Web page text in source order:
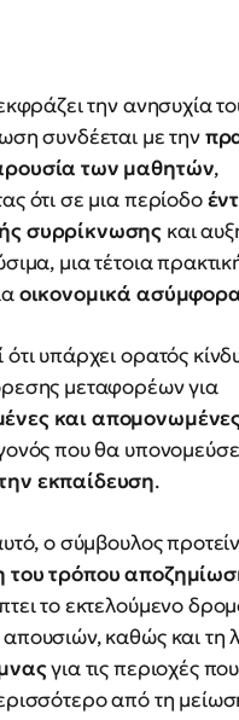
την ανησυχία
συνδέεται με την
των μαθητών,
ότι σε μια περίοδο
συρρίκνωσης και
μια τέτοια
οικονομικά
ότι υπάρχει ορατός
μεταφορέων για
και
που θα
εκπαίδευση.
ο σύμβουλος
του τρόπου
το εκτελούμενο
καθώς και τη
για τις περιοχές που
από τη